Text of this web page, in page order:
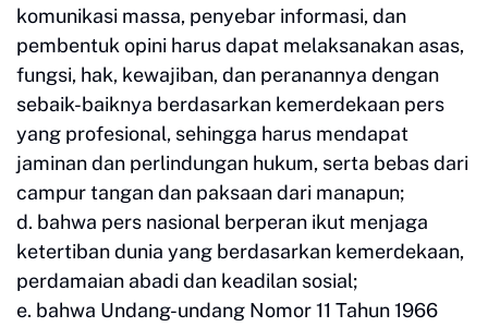
komunikasi massa, penyebar informasi, dan
pembentuk opini harus dapat melaksanakan asas,
fungsi, hak, kewajiban, dan peranannya dengan
sebaik-baiknya berdasarkan kemerdekaan pers
yang profesional, sehingga harus mendapat
jaminan dan perlindungan hukum, serta bebas dari
campur tangan dan paksaan dari manapun;
d. bahwa pers nasional berperan ikut menjaga
ketertiban dunia yang berdasarkan kemerdekaan,
perdamaian abadi dan keadilan sosial;
e. bahwa Undang-undang Nomor 11 Tahun 1966